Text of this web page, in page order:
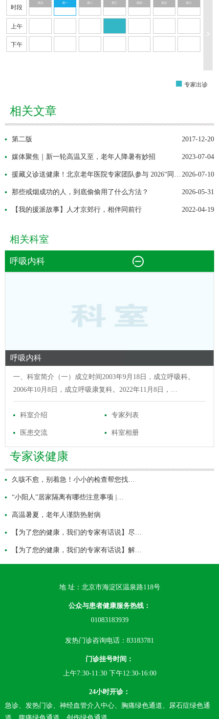
时段
上午
下午
周日 周一 周三 周四 周五 周六
>
专家出诊
相关文章
2017-12-20
第二版
2023-07-04
媒体聚焦｜新一轮高温又至，老年人降暑有妙招
2026-07-10
援藏义诊送健康！北京老年医院专家团队参与 2026“同心・共铸中国心”墨竹工卡公益义诊活动
2026-05-31
那些戒烟成功的人，到底偷偷用了什么方法？
2022-04-19
【我的援派故事】人才京郊行，相伴同前行
相关科室
呼吸内科
呼吸内科
一、科室简介（一）成立时间2003年9月18日，成立呼吸科。
2006年10月8日，成立呼吸康复科。2022年11月8日，…
科室介绍 专家列表
医患交流 科室相册
专家谈健康
久咳不愈，别着急！小小的检查帮您找…
“小阳人”居家隔离有哪些注意事项 |…
高温暑夏，老年人谨防热射病
【为了您的健康，我们的专家有话说】尽…
【为了您的健康，我们的专家有话说】解…
地 址：北京市海淀区温泉路118号
公众与患者健康服务热线：
01083183939
发热门诊咨询电话：83183781
门诊挂号时间：
上午7:30-11:30 下午12:30-16:00
24小时开诊：
急诊、发热门诊、神经血管介入中心、胸痛绿色通道、尿石症绿色通